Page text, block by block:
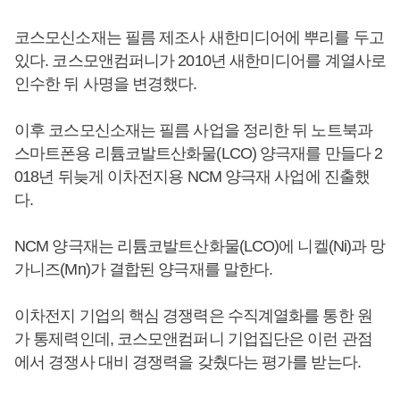
코스모신소재는 필름 제조사 새한미디어에 뿌리를 두고
있다. 코스모앤컴퍼니가 2010년 새한미디어를 계열사로
인수한 뒤 사명을 변경했다.
이후 코스모신소재는 필름 사업을 정리한 뒤 노트북과
스마트폰용 리튬코발트산화물(LCO) 양극재를 만들다 2
018년 뒤늦게 이차전지용 NCM 양극재 사업에 진출했
다.
NCM 양극재는 리튬코발트산화물(LCO)에 니켈(Ni)과 망
가니즈(Mn)가 결합된 양극재를 말한다.
이차전지 기업의 핵심 경쟁력은 수직계열화를 통한 원
가 통제력인데, 코스모앤컴퍼니 기업집단은 이런 관점
에서 경쟁사 대비 경쟁력을 갖췄다는 평가를 받는다.